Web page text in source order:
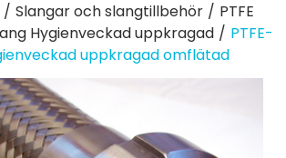
/ Slangar och slangtillbehör / PTFE
Hygienveckad uppkragad / PTFE-
uppkragad omflätad